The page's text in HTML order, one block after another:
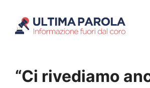
“Ci rivediamo